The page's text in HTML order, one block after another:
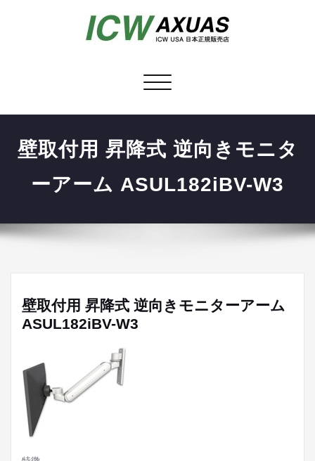
ナ
ゲ
シ
ン
切
壁取付用 昇降式 逆向きモニタ
ーアーム ASUL182iBV-W3
壁取付用 昇降式 逆向きモニターアーム
ASUL182iBV-W3